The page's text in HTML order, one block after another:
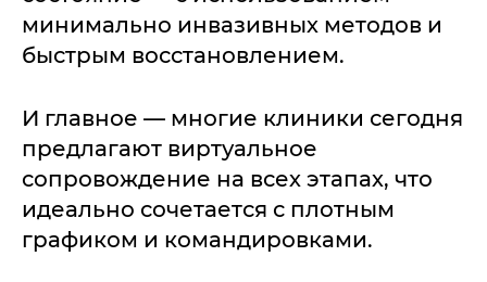
минимально инвазивных методов и
быстрым восстановлением.
И главное — многие клиники сегодня
предлагают виртуальное
сопровождение на всех этапах, что
идеально сочетается с плотным
графиком и командировками.